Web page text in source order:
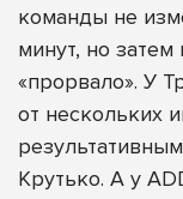
команды не
минут, но затем
«прорвало». У
от нескольких
Крутько. А у